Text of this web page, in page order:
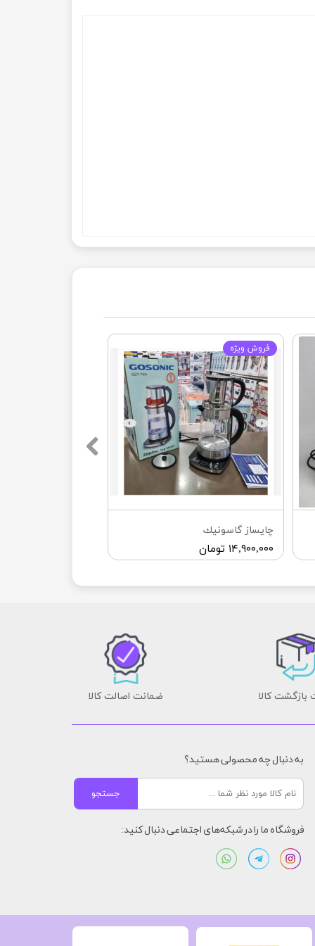
چايساز گاسونيك
۱۴,۹۰۰,۰۰۰ تومان
فروش ويژه
بازگشت کالا ضمانت اصالت کالا
به دنبال چه محصولی هستید؟
جستجو
فروشگاه ما را در شبکه‌های اجتماعی دنبال کنید: